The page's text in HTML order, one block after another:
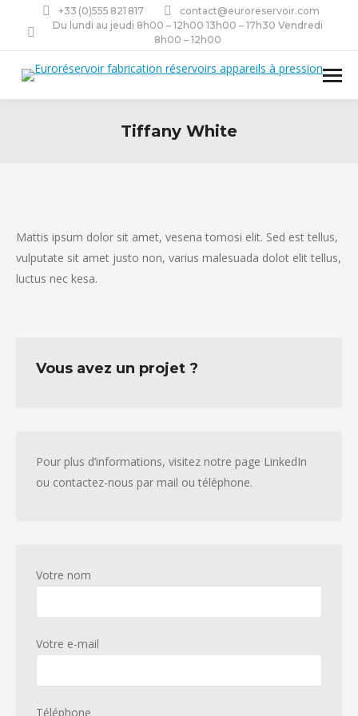
+33 (0)555 821 817
contact@euroreservoir.com
Du lundi au jeudi 8h00 – 12h00 13h00 – 17h30 Vendredi
8h00 – 12h00
Tiffany White
Mattis ipsum dolor sit amet, vesena tomosi elit. Sed est tellus,
vulputate sit amet justo non, varius malesuada dolot elit tellus,
luctus nec kesa.
Vous avez un projet ?
Pour plus d’informations, visitez notre page LinkedIn
ou contactez-nous par mail ou téléphone.
Votre nom
Votre e-mail
Téléphone